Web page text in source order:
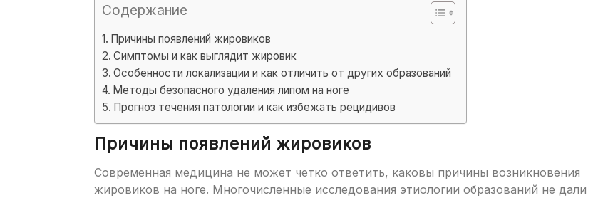
Содержание
Причины появлений жировиков
Симптомы и как выглядит жировик
Особенности локализации и как отличить от других образований
Методы безопасного удаления липом на ноге
Прогноз течения патологии и как избежать рецидивов
Причины появлений жировиков
Современная медицина не может четко ответить, каковы причины возникновения
жировиков на ноге. Многочисленные исследования этиологии образований не дали